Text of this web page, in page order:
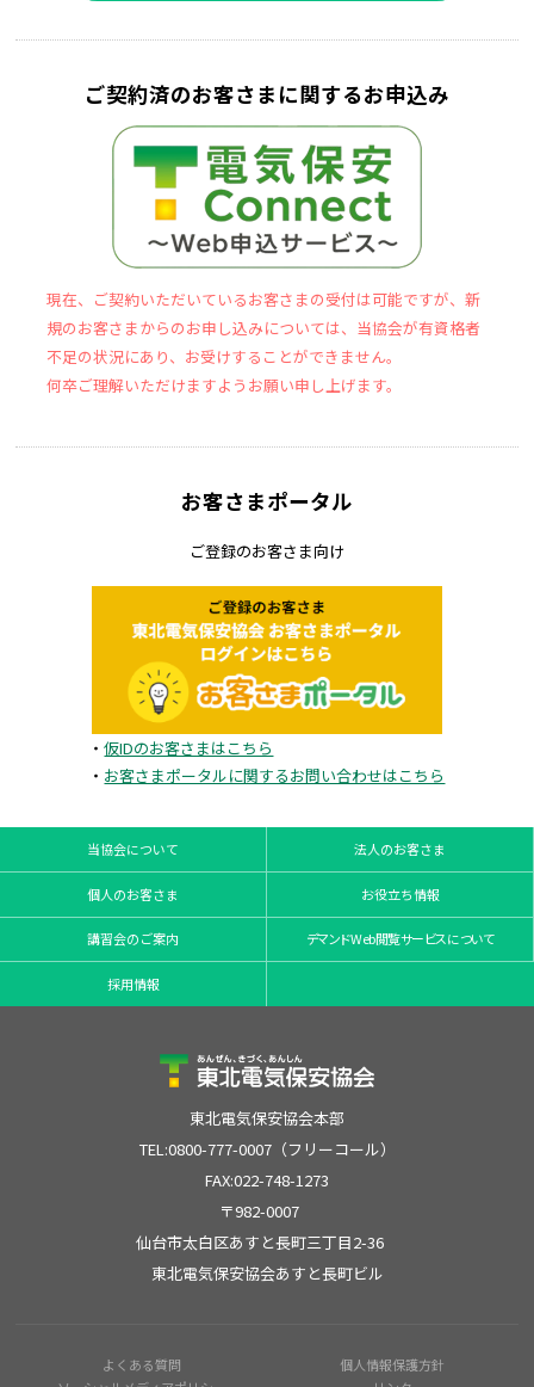
ご契約済のお客さまに関するお申込み
現在、ご契約いただいているお客さまの受付は可能ですが、新
規のお客さまからのお申し込みについては、当協会が有資格者
不足の状況にあり、お受けすることができません。
何卒ご理解いただけますようお願い申し上げます。
お客さまポータル
ご登録のお客さま向け
・仮IDのお客さまはこちら
・ お客さまポータルに関するお問い合わせはこちら
当協会について 法人のお客さま
個人のお客さま お役立ち情報
講習会のご案内 デマンドWeb閲覧サービスについて
採用情報
東北電気保安協会本部
TEL:0800-777-0007（フリーコール）
FAX:022-748-1273
〒982-0007
仙台市太白区あすと長町三丁目2-36
東北電気保安協会あすと長町ビル
よくある質問
個人情報保護方針